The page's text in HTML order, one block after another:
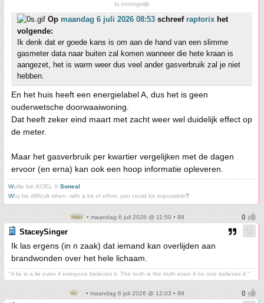
Is onmogelijk
Op maandag 6 juli 2026 08:53 schreef raptorix het
volgende:
Ik denk dat er goede kans is om aan de hand van een slimme
gasmeter data naar buiten zal komen wanneer die hete kraan is
aangezet, het is warm weer dus veel ander gasverbruik zal je niet
hebben.
En het huis heeft een energielabel A, dus het is geen
ouderwetsche doorwaaiwoning.
Dat heeft zeker eind maart met zacht weer wel duidelijk effect op
de meter.
Maar het gasverbruik per kwartier vergelijken met de dagen
ervoor (en erna) kan ook een hoop informatie opleveren.
Wullie bin KOEL © Soneal
Why be difficult when, with a bit of effort, you could be impossible?
• maandag 6 juli 2026 @ 11:50 • 98
StaceySinger
Ik las ergens (in n zaak) dat iemand kan overlijden aan
brandwonden over het hele lichaam.
"A lie is a lie even if everyone believes it. The truth is the truth even if no one believes it."
• maandag 6 juli 2026 @ 12:03 • 99